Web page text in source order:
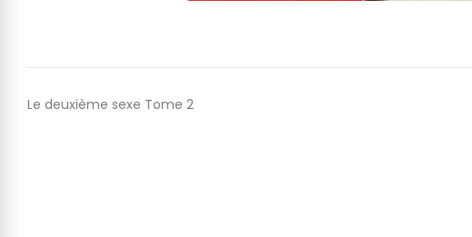
Le deuxième sexe Tome 2